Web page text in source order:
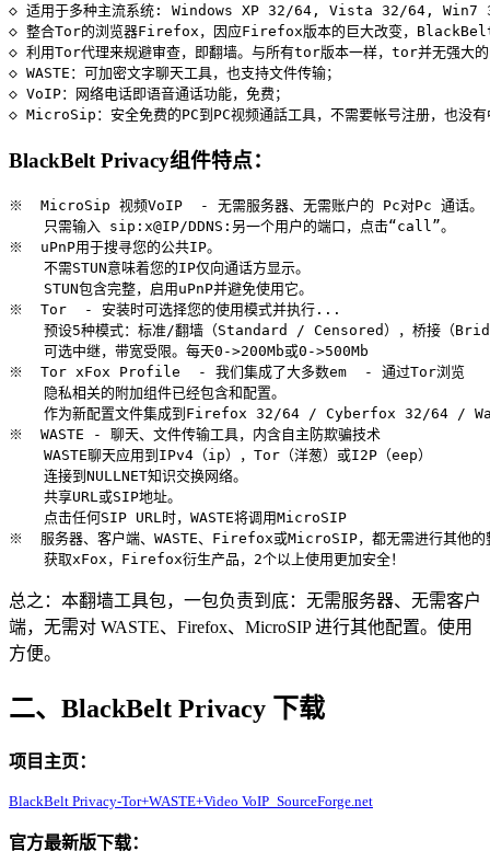
◇ 适用于多种主流系统: Windows XP 32/64, Vista 32/64,
◇ 整合Tor的浏览器Firefox，因应Firefox版本的巨大改变，BlackBelt
◇ 利用Tor代理来规避审查，即翻墙。与所有tor版本一样，tor并无强
◇ WASTE：可加密文字聊天工具，也支持文件传输；
◇ VoIP：网络电话即语音通话功能，免费；
BlackBelt Privacy组件特点：
※  MicroSip 视频VoIP  - 无需服务器、无需账户的 Pc对Pc 通话。
    只需输入 sip:x@IP/DDNS:另一个用户的端口，点击“call”。
※  uPnP用于搜寻您的公共IP。
    不需STUN意味着您的IP仅向通话方显示。
    STUN包含完整，启用uPnP并避免使用它。
※  Tor  - 安装时可选择您的使用模式并执行...
预设5种模式：标准/翻墙（Standard / Censored），桥接（
    可选中继，带宽受限。每天0->200Mb或0->500Mb
※  Tor xFox Profile  - 我们集成了大多数em  - 通过Tor浏览
    隐私相关的附加组件已经包含和配置。
作为新配置文件集成到Firefox 32/64 / Cyber​​fox 32/64 /
※  WASTE - 聊天、文件传输工具，内含自主防欺骗技术
    WASTE聊天应用到IPv4（ip），Tor（洋葱）或I2P（eep）
    连接到NULLNET知识交换网络。
    共享URL或SIP地址。
    点击任何SIP URL时，WASTE将调用MicroSIP
※  服务器、客户端、WASTE、Firefox或MicroSIP，都无需进行其他的
总之：本翻墙工具包，一包负责到底：无需服务器、无需客户
端，无需对 WASTE、Firefox、MicroSIP 进行其他配置。使用
方便。
二、BlackBelt Privacy 下载
项目主页：
BlackBelt Privacy-Tor+WASTE+Video VoIP_SourceForge.net
官方最新版下载：